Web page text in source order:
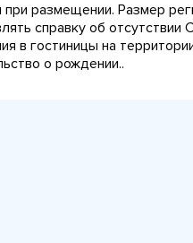
размещении. Размер
справку об
в гостиницы на
о рождении..